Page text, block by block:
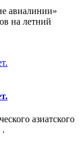
авиалинии»
на летний
азиатского
.